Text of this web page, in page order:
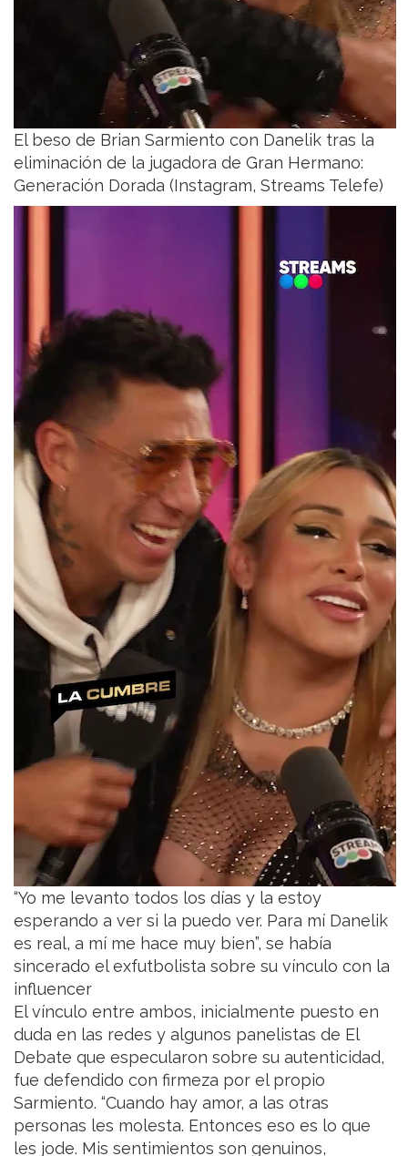
El beso de Brian Sarmiento con Danelik tras la
eliminación de la jugadora de Gran Hermano:
Generación Dorada (Instagram, Streams Telefe)
“Yo me levanto todos los días y la estoy
esperando a ver si la puedo ver. Para mí Danelik
es real, a mí me hace muy bien”, se había
sincerado el exfutbolista sobre su vínculo con la
influencer
El vínculo entre ambos, inicialmente puesto en
duda en las redes y algunos panelistas de El
Debate que especularon sobre su autenticidad,
fue defendido con firmeza por el propio
Sarmiento. “Cuando hay amor, a las otras
personas les molesta. Entonces eso es lo que
les jode. Mis sentimientos son genuinos,